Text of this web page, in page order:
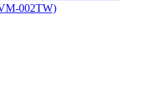
002TW)